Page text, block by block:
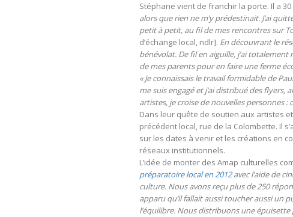
Stéphane vient de franchir la porte. Il a
alors que rien ne m’y prédestinait. J’ai
petit à petit, au fil de mes rencontres sur
d’échange local, ndlr]. En découvrant le
bénévolat. De fil en aiguille, j’ai
de mes parents pour en faire une ferme
« Je connaissais le travail formidable de
me suis engagé et j’ai distribué des flyers,
artistes, je croise de nouvelles personnes :
Dans leur quête de soutien aux artistes
précédent local, rue de la Colombette. Il
sur les dates à venir et les créations en
réseaux institutionnels.
L’idée de monter des Amap culturelles
préparatoire local en 2012avec l’aide de
culture. Nous avons reçu plus de 250
apparu qu’il fallait aussi toucher aussi un
l’équilibre. Nous distribuons une épuisette